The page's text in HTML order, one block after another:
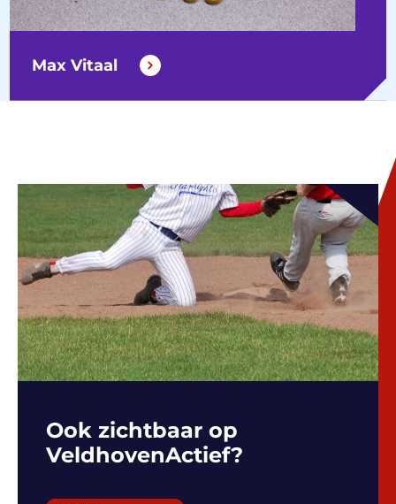
Max Vitaal
Ook zichtbaar op
VeldhovenActief?